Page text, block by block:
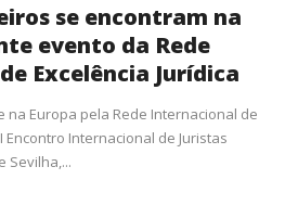
se encontram na
evento da Rede
Excelência Jurídica
na Europa pela Rede Internacional de
Encontro Internacional de Juristas
Sevilha,...